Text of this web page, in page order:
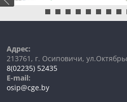
Адрес:
213761, г. Осиповичи,
8(02235) 52435
E-mail:
osip@cge.by